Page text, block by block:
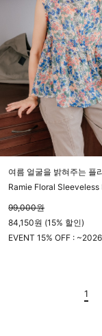
여름 얼굴을 밝혀주는 플
Ramie Floral Sleeveless
99,000원
84,150원 (15% 할인)
EVENT 15% OFF : ~
1